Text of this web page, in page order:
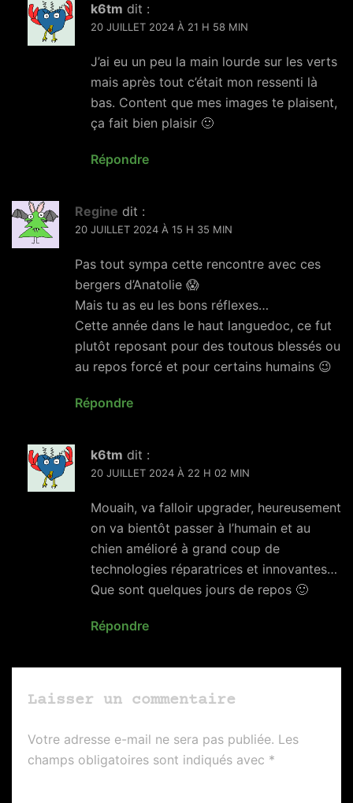
k6tm dit :
20 JUILLET 2024 À 21 H 58 MIN
J’ai eu un peu la main lourde sur les verts
mais après tout c’était mon ressenti là
bas. Content que mes images te plaisent,
ça fait bien plaisir 🙂
Répondre
Regine dit :
20 JUILLET 2024 À 15 H 35 MIN
Pas tout sympa cette rencontre avec ces
bergers d’Anatolie 😱
Mais tu as eu les bons réflexes…
Cette année dans le haut languedoc, ce fut
plutôt reposant pour des toutous blessés ou
au repos forcé et pour certains humains 😉
Répondre
k6tm dit :
20 JUILLET 2024 À 22 H 02 MIN
Mouaih, va falloir upgrader, heureusement
on va bientôt passer à l’humain et au
chien amélioré à grand coup de
technologies réparatrices et innovantes…
Que sont quelques jours de repos 🙂
Répondre
Laisser un commentaire
Votre adresse e-mail ne sera pas publiée. Les
champs obligatoires sont indiqués avec *